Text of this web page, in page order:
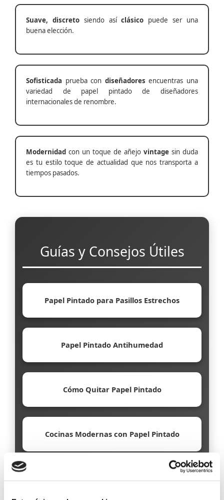
Suave, discretosiendo asíclásico puede ser una
buena elección.
Sofisticada prueba con diseñadores encuentras una
variedad de papel pintado de diseñadores
internacionales de renombre.
Modernidad con un toque de añejo vintage sin duda
es tu estilo toque de actualidad que nos transporta a
tiempos pasados.
Guías y Consejos Útiles
Papel Pintado para Pasillos Estrechos
Papel Pintado Antihumedad
Cómo Quitar Papel Pintado
Cocinas Modernas con Papel Pintado
Papel Pintado Ecológico